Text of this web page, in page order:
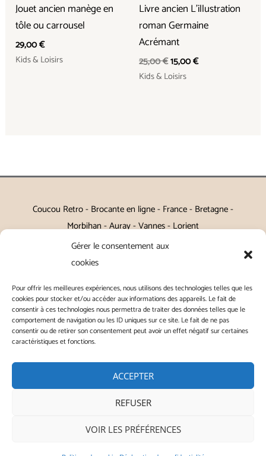
Gérer le consentement aux
cookies
Pour offrir les meilleures expériences, nous utilisons des technologies telles que les
cookies pour stocker et/ou accéder aux informations des appareils. Le fait de
consentir à ces technologies nous permettra de traiter des données telles que le
comportement de navigation ou les ID uniques sur ce site. Le fait de ne pas
consentir ou de retirer son consentement peut avoir un effet négatif sur certaines
caractéristiques et fonctions.
ACCEPTER
REFUSER
VOIR LES PRÉFÉRENCES
Jouet ancien manège en
tôle ou carrousel
29,00€
Kids & Loisirs
Livre ancien L’illustration
roman Germaine
Acrémant
25,00€15,00€
Kids & Loisirs
Coucou Retro - Brocante en ligne - France - Bretagne -
Morbihan - Auray - Vannes - Lorient
Petits meubles, décoration, miroirs, luminaires, Art de la table
Campagne Chic, Kitch
|Contact|Conditions générales de vente|Conditions
générales d'utilisation|Mentions légales|Politique de